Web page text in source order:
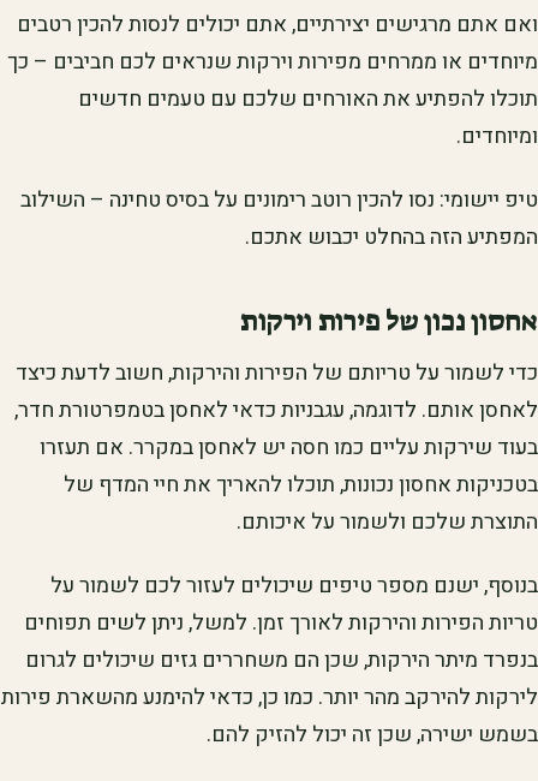
ואם אתם מרגישים יצירתיים, אתם יכולים לנסות להכין רטבים
מיוחדים או ממרחים מפירות וירקות שנראים לכם חביבים – כך
תוכלו להפתיע את האורחים שלכם עם טעמים חדשים
ומיוחדים.
טיפ יישומי: נסו להכין רוטב רימונים על בסיס טחינה – השילוב
המפתיע הזה בהחלט יכבוש אתכם.
אחסון נכון של פירות וירקות
כדי לשמור על טריותם של הפירות והירקות, חשוב לדעת כיצד
לאחסן אותם. לדוגמה, עגבניות כדאי לאחסן בטמפרטורת חדר,
בעוד שירקות עליים כמו חסה יש לאחסן במקרר. אם תעזרו
בטכניקות אחסון נכונות, תוכלו להאריך את חיי המדף של
התוצרת שלכם ולשמור על איכותם.
בנוסף, ישנם מספר טיפים שיכולים לעזור לכם לשמור על
טריות הפירות והירקות לאורך זמן. למשל, ניתן לשים תפוחים
בנפרד מיתר הירקות, שכן הם משחררים גזים שיכולים לגרום
לירקות להירקב מהר יותר. כמו כן, כדאי להימנע מהשארת פירות
בשמש ישירה, שכן זה יכול להזיק להם.